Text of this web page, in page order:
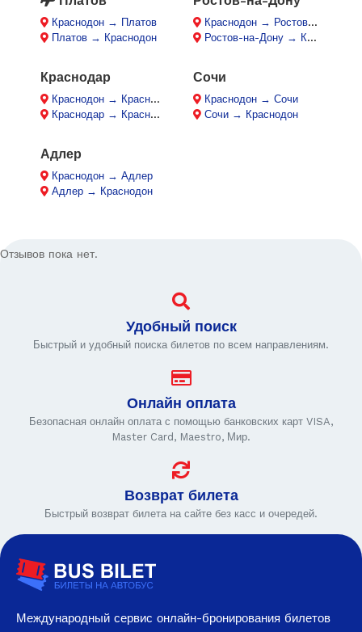
Краснодон → Платов
Платов → Краснодон
Краснодон → Ростов-на-Дону
Ростов-на-Дону → Краснодон
Краснодар
Краснодон → Краснодар
Краснодар → Краснодон
Сочи
Краснодон → Сочи
Сочи → Краснодон
Адлер
Краснодон → Адлер
Адлер → Краснодон
Отзывов пока нет.
Удобный поиск
Быстрый и удобный поиска билетов по всем направлениям.
Онлайн оплата
Безопасная онлайн оплата с помощью банковских карт VISA,
Master Card, Maestro, Мир.
Возврат билета
Быстрый возврат билета на сайте без касс и очередей.
Международный сервис онлайн-бронирования билетов